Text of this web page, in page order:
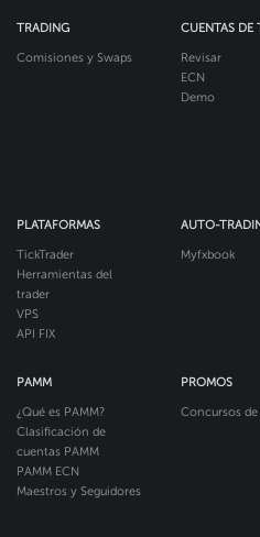
TRADING
Comisiones y Swaps
CUENTAS DE
Revisar
ECN
Demo
PLATAFORMAS
TickTrader
Herramientas del
trader
VPS
API FIX
AUTO-
Myfxbook
PAMM
¿Qué es PAMM?
Clasificación de
cuentas PAMM
PAMM ECN
Maestros y Seguidores
PROMOS
Concursos